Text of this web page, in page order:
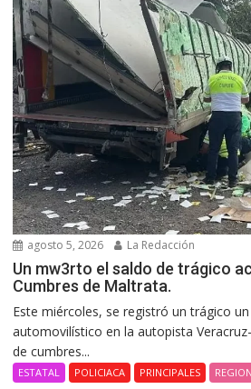
agosto 5, 2026 La Redacción
Un mw3rto el saldo de trágico
Cumbres de Maltrata.
Este miércoles, se registró un trágico
automovilístico en la autopista
de cumbres...
ESTATAL POLICIACA PRINCIPALES